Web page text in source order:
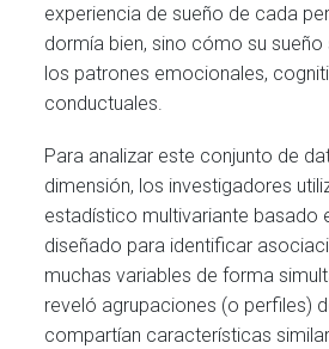
experiencia de sueño de cada
dormía bien, sino cómo su
los patrones emocionales,
conductuales.
Para analizar este conjunto de
dimensión, los investigadores
estadístico multivariante basado
diseñado para identificar
muchas variables de forma
reveló agrupaciones (o perfiles)
compartían características